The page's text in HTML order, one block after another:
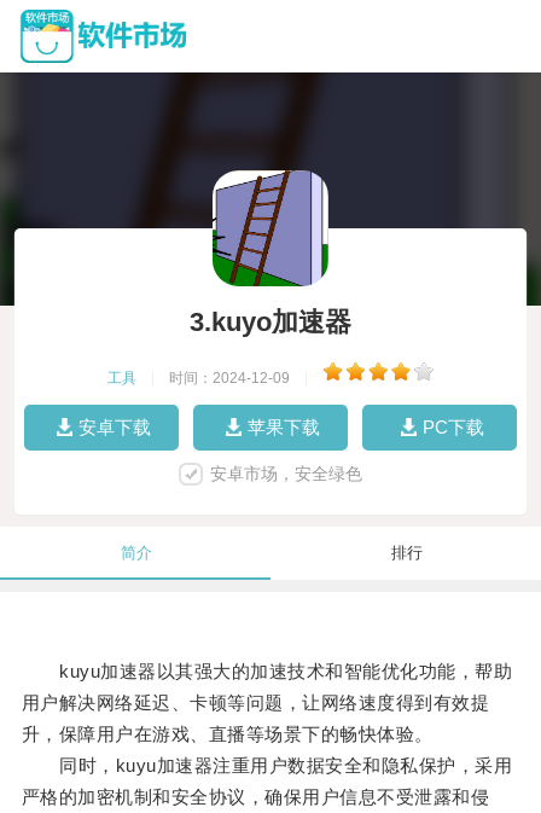
3.kuyo加速器
工具 时间：2024-12-09
安卓下载 苹果下载 PC下载
安卓市场，安全绿色
简介 排行
kuyu加速器以其强大的加速技术和智能优化功能，帮助
用户解决网络延迟、卡顿等问题，让网络速度得到有效提
升，保障用户在游戏、直播等场景下的畅快体验。
同时，kuyu加速器注重用户数据安全和隐私保护，采用
严格的加密机制和安全协议，确保用户信息不受泄露和侵